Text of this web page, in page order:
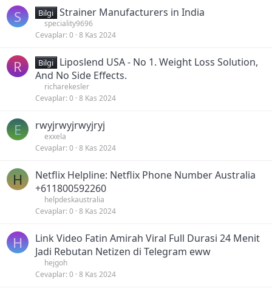
S Bilgi Strainer Manufacturers in India
speciality9696
Cevaplar 0 8 Kas 2024
R Bilgi
Liposlend USA - No 1. Weight Loss Solution,
And No Side Effects.
richarekesler
Cevaplar 0 8 Kas 2024
E rwyjrwyjrwyjryj
exxela
Cevaplar 0 8 Kas 2024
H
Netflix Helpline: Netflix Phone Number Australia
+611800592260
helpdeskaustralia
Cevaplar 0 8 Kas 2024
H
Link Video Fatin Amirah Viral Full Durasi 24 Menit
Jadi Rebutan Netizen di Telegram eww
hejgoh
Cevaplar 0 8 Kas 2024